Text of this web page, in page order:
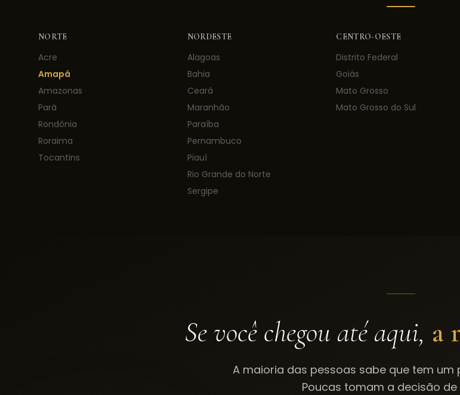
NORTE
Acre
Amapá
Amazonas
Pará
Rondônia
Roraima
Tocantins
NORDESTE
Alagoas
Bahia
Ceará
Maranhão
Paraíba
Pernambuco
Piauí
Rio Grande do Norte
Sergipe
CENTRO-OESTE
Distrito Federal
Goiás
Mato Grosso
Mato Grosso do Sul
Se você chegou até aqui, a
A maioria das pessoas sabe que tem um
Poucas tomam a decisão de